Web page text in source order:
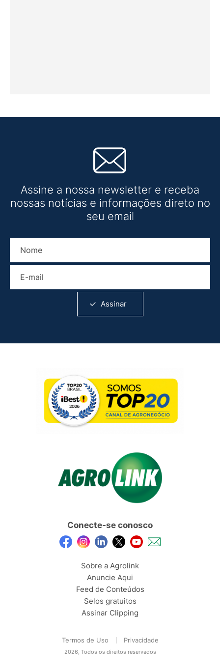
Assine a nossa newsletter e receba
nossas notícias e informações direto no
seu email
Assinar
Conecte-se conosco
Sobre a Agrolink
Anuncie Aqui
Feed de Conteúdos
Selos gratuitos
Assinar Clipping
Termos de Uso Privacidade
2026, Todos os direitos reservados